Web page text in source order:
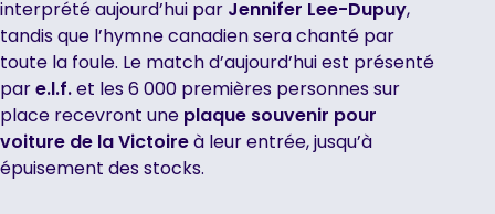
interprété aujourd’hui par Jennifer Lee-Dupuy,
tandis que l’hymne canadien sera chanté par
toute la foule. Le match d’aujourd’hui est présenté
pare.l.f.et les 6 000 premières personnes sur
place recevront une plaque souvenir pour
voiture de la Victoireà leur entrée, jusqu’à
épuisement des stocks.